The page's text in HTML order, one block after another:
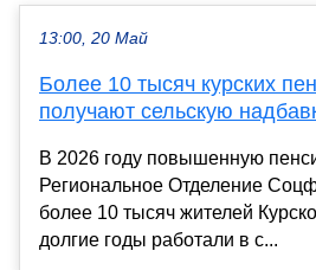
13:00, 20 Май
Более 10 тысяч курских
получают сельскую
В 2026 году повышенную
Региональное Отделение
более 10 тысяч жителей
долгие годы работали в с...